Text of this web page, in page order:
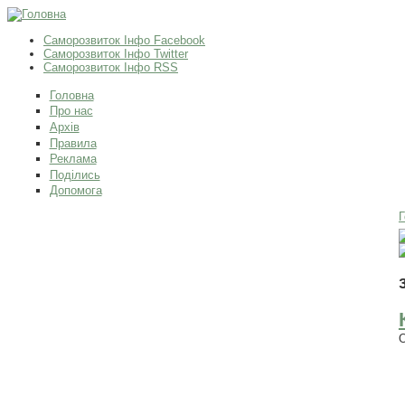
Саморозвиток Інфо Facebook
Саморозвиток Інфо Twitter
Саморозвиток Інфо RSS
Головна
Про нас
Архів
Правила
Реклама
Поділись
Допомога